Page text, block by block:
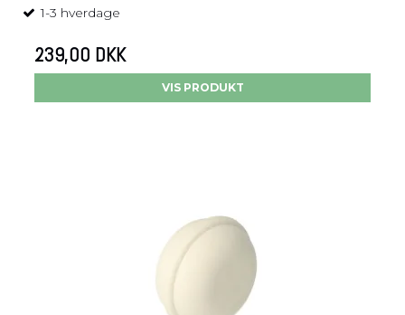
1-3 hverdage
239,00 DKK
VIS PRODUKT